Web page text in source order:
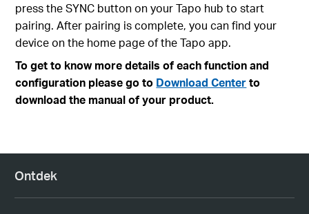
press the SYNC button on your Tapo hub to start
pairing. After pairing is complete, you can find your
device on the home page of the Tapo app.
To get to know more details of each function and
configuration please go to Download Centerto
download the manual of your product.
Ontdek